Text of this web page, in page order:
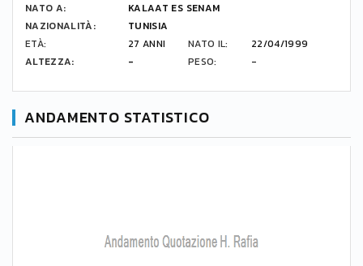
NATO A:
KALAAT ES SENAM
NAZIONALITÀ:
TUNISIA
ETÀ:
27 ANNI NATO IL:
22/04/1999
ALTEZZA:
- PESO: -
ANDAMENTO STATISTICO